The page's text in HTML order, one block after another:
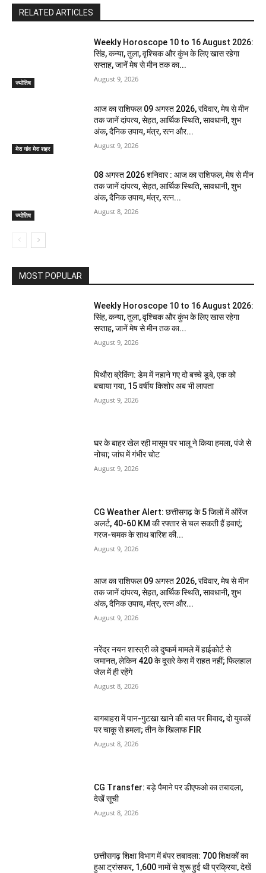
RELATED ARTICLES
ज्योतिष
Weekly Horoscope 10 to 16 August 2026:
सिंह, कन्या, तुला, वृश्चिक और कुंभ के लिए खास रहेगा
सप्ताह, जानें मेष से मीन तक का...
August 9, 2026
मेरा गांव मेरा शहर
आज का राशिफल 09 अगस्त 2026, रविवार, मेष से मीन
तक जानें दांपत्य, सेहत, आर्थिक स्थिति, सावधानी, शुभ
अंक, दैनिक उपाय, मंत्र, रत्न और...
August 9, 2026
ज्योतिष
08 अगस्त 2026 शनिवार : आज का राशिफल, मेष से मीन
तक जानें दांपत्य, सेहत, आर्थिक स्थिति, सावधानी, शुभ
अंक, दैनिक उपाय, मंत्र, रत्न...
August 8, 2026
MOST POPULAR
Weekly Horoscope 10 to 16 August 2026:
सिंह, कन्या, तुला, वृश्चिक और कुंभ के लिए खास रहेगा
सप्ताह, जानें मेष से मीन तक का...
August 9, 2026
पिथौरा ब्रेकिंग: डेम में नहाने गए दो बच्चे डूबे, एक को
बचाया गया, 15 वर्षीय किशोर अब भी लापता
August 9, 2026
घर के बाहर खेल रही मासूम पर भालू ने किया हमला, पंजे से
नोचा; जांघ में गंभीर चोट
August 9, 2026
CG Weather Alert: छत्तीसगढ़ के 5 जिलों में ऑरेंज
अलर्ट, 40-60 KM की रफ्तार से चल सकती हैं हवाएं;
गरज-चमक के साथ बारिश की...
August 9, 2026
आज का राशिफल 09 अगस्त 2026, रविवार, मेष से मीन
तक जानें दांपत्य, सेहत, आर्थिक स्थिति, सावधानी, शुभ
अंक, दैनिक उपाय, मंत्र, रत्न और...
August 9, 2026
नरेंद्र नयन शास्त्री को दुष्कर्म मामले में हाईकोर्ट से
जमानत, लेकिन 420 के दूसरे केस में राहत नहीं; फिलहाल
जेल में ही रहेंगे
August 8, 2026
बागबाहरा में पान-गुटखा खाने की बात पर विवाद, दो युवकों
पर चाकू से हमला; तीन के खिलाफ FIR
August 8, 2026
CG Transfer: बड़े पैमाने पर डीएफओ का तबादला,
देखें सूची
August 8, 2026
छत्तीसगढ़ शिक्षा विभाग में बंपर तबादला: 700 शिक्षकों का
हुआ ट्रांसफर, 1,600 नामों से शुरू हुई थी प्रक्रिया, देखें